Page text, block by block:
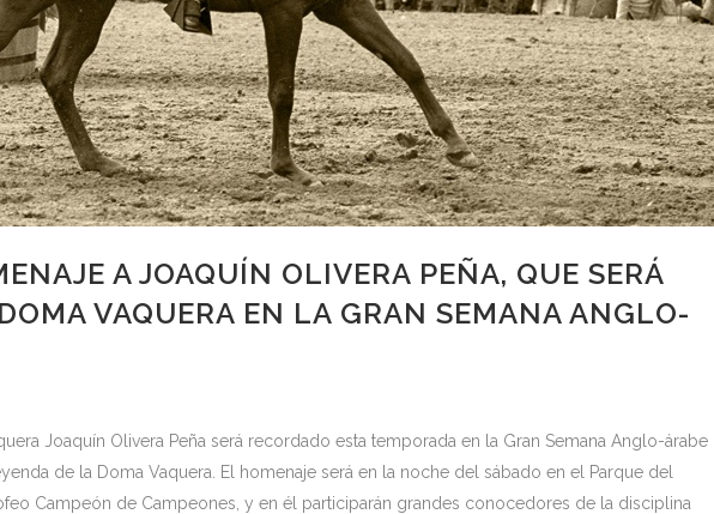
A JOAQUÍN OLIVERA PEÑA, QUE SERÁ
VAQUERA EN LA GRAN SEMANA ANGLO-
Joaquín Olivera Peña será recordado esta temporada en la Gran Semana Anglo-árabe
de la Doma Vaquera. El homenaje será en la noche del sábado en el Parque del
Campeón de Campeones, y en él participarán grandes conocedores de la disciplina